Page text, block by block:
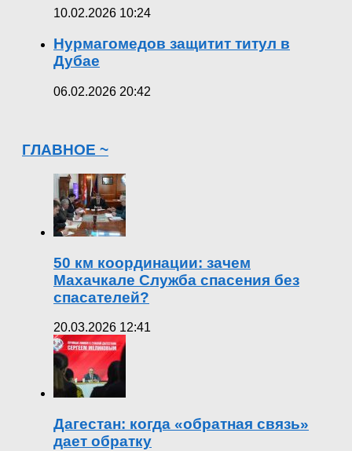
10.02.2026 10:24
Нурмагомедов защитит титул в
Дубае
06.02.2026 20:42
ГЛАВНОЕ ~
50 км координации: зачем
Махачкале Служба спасения без
спасателей?
20.03.2026 12:41
Дагестан: когда «обратная связь»
дает обратку